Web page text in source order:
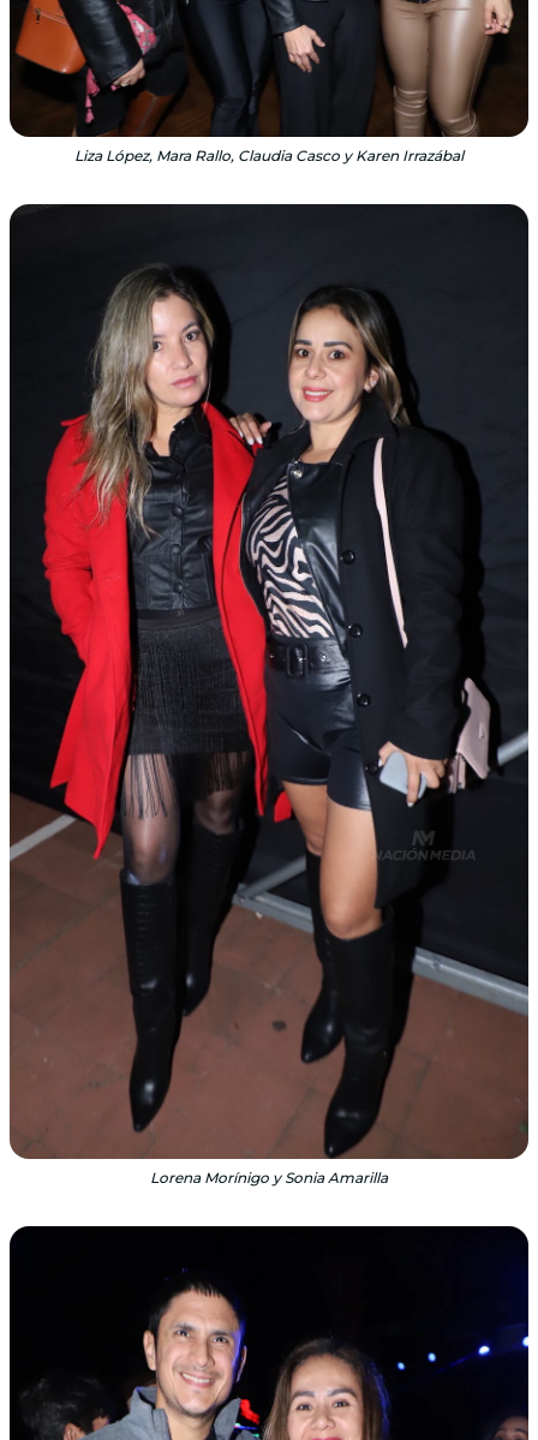
Liza López, Mara Rallo, Claudia Casco y Karen Irrazábal
Lorena Morínigo y Sonia Amarilla